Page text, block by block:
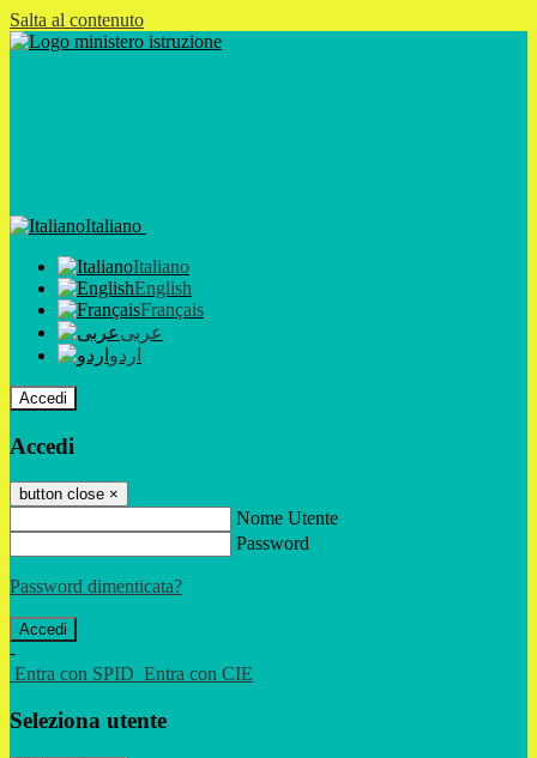
Salta al contenuto
Italiano
Italiano
English
Français
عربى
اردو
Accedi
Accedi
button close ×
Nome Utente
Password
Password dimenticata?
-
Entra con SPID Entra con CIE
Seleziona utente